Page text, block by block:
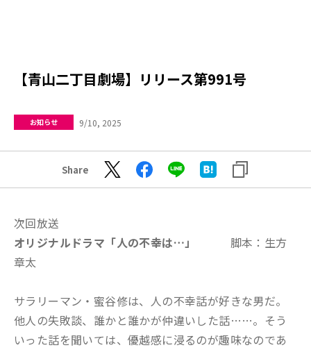
【青山二丁目劇場】リリース第991号
お知らせ 9/10, 2025
Share
次回放送
オリジナルドラマ「人の不幸は…」
脚本：生方
章太
サラリーマン・蜜谷修は、人の不幸話が好きな男だ。
他人の失敗談、誰かと誰かが仲違いした話……。そう
いった話を聞いては、優越感に浸るのが趣味なのであ